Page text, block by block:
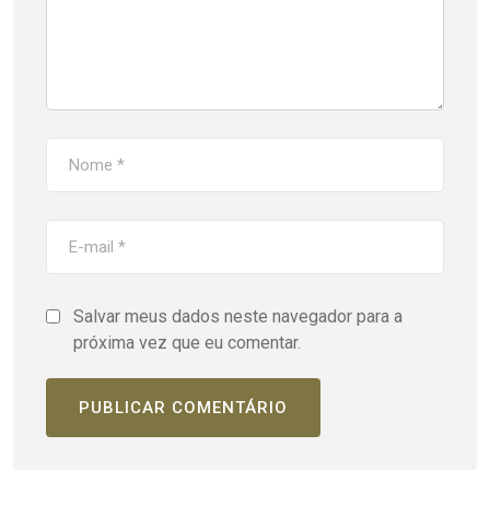
Salvar meus dados neste navegador para a
próxima vez que eu comentar.